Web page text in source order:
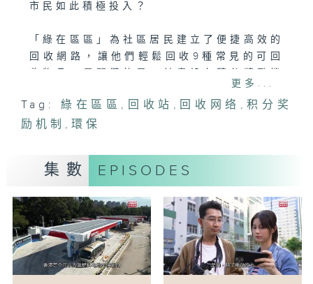
市民如此積極投入？
「綠在區區」為社區居民建立了便捷高效的
回收網路，讓他們輕鬆回收9種常見的可回
制——回收獲得積分，可兌換生活用品。這
不僅簡化了回收流程，還能獲得實在回報，
成功吸引了大量市民參與。除了社區回收
教育活動，進一步推動環保參與！
更多...
Tag: 綠在區區 , 回收站 , 回收网络 , 积分奖
励机制 ,環保
集數 EPISODES